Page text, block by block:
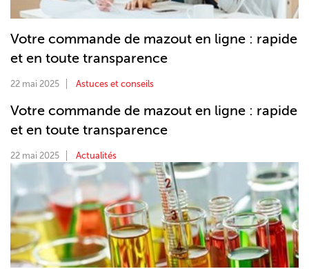
Votre commande de mazout en ligne : rapide
et en toute transparence
22 mai 2025 Astuces et conseils
Votre commande de mazout en ligne : rapide
et en toute transparence
22 mai 2025 Actualités